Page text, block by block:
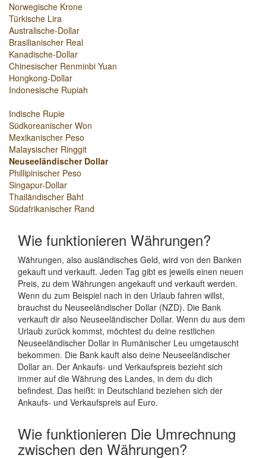
Norwegische Krone
Türkische Lira
Australische-Dollar
Brasilianischer Real
Kanadische-Dollar
Chinesischer Renminbi Yuan
Hongkong-Dollar
Indonesische Rupiah
Indische Rupie
Südkoreanischer Won
Mexikanischer Peso
Malaysischer Ringgit
Neuseeländischer Dollar
Phillipinischer Peso
Singapur-Dollar
Thailändischer Baht
Südafrikanischer Rand
Wie funktionieren Währungen?
Währungen, also ausländisches Geld, wird von den Banken
gekauft und verkauft. Jeden Tag gibt es jeweils einen neuen
Preis, zu dem Währungen angekauft und verkauft werden.
Wenn du zum Beispiel nach in den Urlaub fahren willst,
brauchst du Neuseeländischer Dollar (NZD). Die Bank
verkauft dir also Neuseeländischer Dollar. Wenn du aus dem
Urlaub zurück kommst, möchtest du deine restlichen
Neuseeländischer Dollar in Rumänischer Leu umgetauscht
bekommen. Die Bank kauft also deine Neuseeländischer
Dollar an. Der Ankaufs- und Verkaufspreis bezieht sich
immer auf die Währung des Landes, in dem du dich
befindest. Das heißt: in Deutschland beziehen sich der
Ankaufs- und Verkaufspreis auf Euro.
Wie funktionieren Die Umrechnung
zwischen den Währungen?